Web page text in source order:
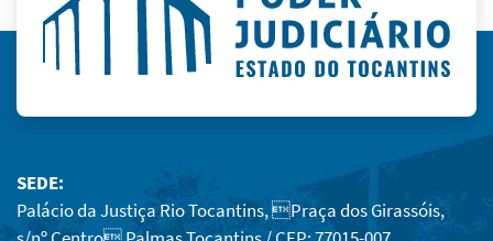
SEDE:
Palácio da Justiça Rio Tocantins, Praça dos Girassóis,